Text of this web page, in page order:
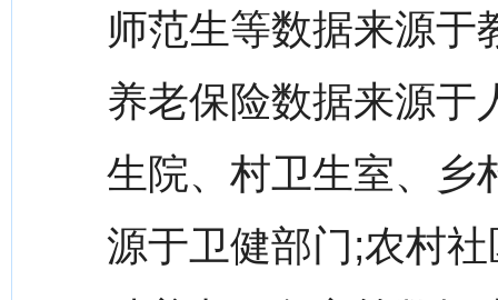
师范生等数据来源于
养老保险数据来源于
生院、村卫生室、乡
源于卫健部门;农村